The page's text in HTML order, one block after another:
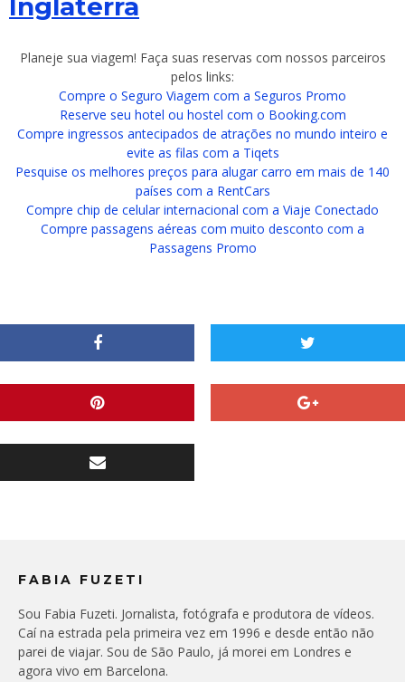
Inglaterra
Planeje sua viagem! Faça suas reservas com nossos parceiros
pelos links:
Compre o Seguro Viagem com a Seguros Promo
Reserve seu hotel ou hostel com o Booking.com
Compre ingressos antecipados de atrações no mundo inteiro e
evite as filas com a Tiqets
Pesquise os melhores preços para alugar carro em mais de 140
países com a RentCars
Compre chip de celular internacional com a Viaje Conectado
Compre passagens aéreas com muito desconto com a
Passagens Promo
FABIA FUZETI
Sou Fabia Fuzeti. Jornalista, fotógrafa e produtora de vídeos.
Caí na estrada pela primeira vez em 1996 e desde então não
parei de viajar. Sou de São Paulo, já morei em Londres e
agora vivo em Barcelona.